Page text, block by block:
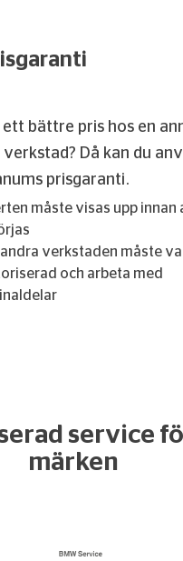
bättre pris hos en
Då kan du
prisgaranti.
måste visas upp innan
andra verkstaden måste
och arbeta med
service
märken